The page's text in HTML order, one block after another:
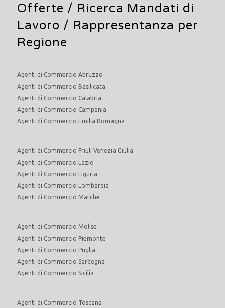
Offerte / Ricerca Mandati di
Lavoro / Rappresentanza per
Regione
Agenti di Commercio Abruzzo
Agenti di Commercio Basilicata
Agenti di Commercio Calabria
Agenti di Commercio Campania
Agenti di Commercio Emilia Romagna
Agenti di Commercio Friuli Venezia Giulia
Agenti di Commercio Lazio
Agenti di Commercio Liguria
Agenti di Commercio Lombardia
Agenti di Commercio Marche
Agenti di Commercio Molise
Agenti di Commercio Piemonte
Agenti di Commercio Puglia
Agenti di Commercio Sardegna
Agenti di Commercio Sicilia
Agenti di Commercio Toscana